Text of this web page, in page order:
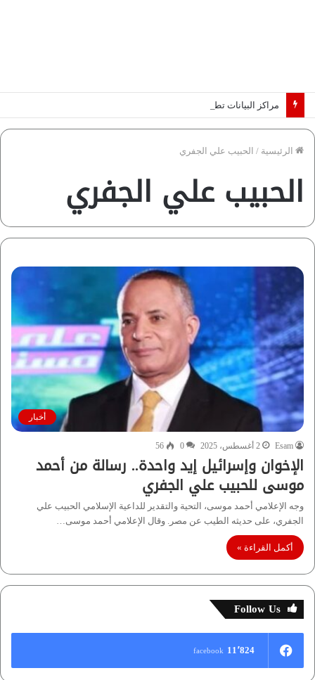
الرئيسية / الحبيب علي الجفري
الحبيب علي الجفري
أخبار
Esam 2 أغسطس، 2025 0
56
الإخوان وإسرائيل إيد واحدة.. رسالة من أحمد
موسى للحبيب علي الجفري
وجه الإعلامي أحمد موسى، التحية والتقدير للداعية الإسلامي الحبيب علي
الجفري، على حديثه الطيب عن مصر. وقال الإعلامي أحمد موسى…
أكمل القراءة »
Follow Us
11٬824 facebook